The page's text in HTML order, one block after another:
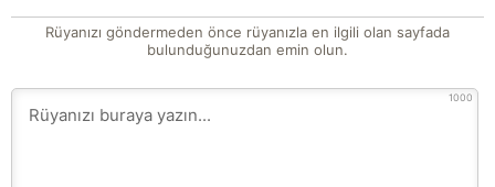
Rüyanızı göndermeden önce rüyanızla en ilgili olan sayfada
bulunduğunuzdan emin olun.
1000